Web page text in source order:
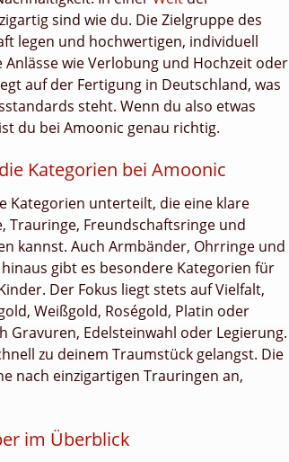
sind wie du. Die Zielgruppe des
legen und hochwertigen, individuell
wie Verlobung und Hochzeit oder
auf der Fertigung in Deutschland, was
steht. Wenn du also etwas
du bei Amoonic genau richtig.
Kategorien bei Amoonic
Kategorien unterteilt, die eine klare
Trauringe, Freundschaftsringe und
kannst. Auch Armbänder, Ohrringe und
gibt es besondere Kategorien für
Der Fokus liegt stets auf Vielfalt,
Weißgold, Roségold, Platin oder
Gravuren, Edelsteinwahl oder Legierung.
zu deinem Traumstück gelangst. Die
nach einzigartigen Trauringen an,
im Überblick